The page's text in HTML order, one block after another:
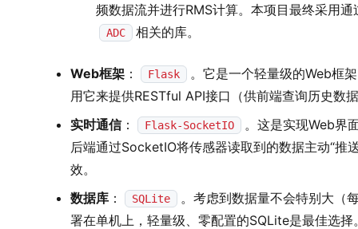
频数据流并进行RMS计算。本项目最终采用
ADC 相关的库。
Web框架 ： Flask
。它是一个轻量级的Web框
用它来提供RESTful API接口（供前端查询历史数
实时通信： Flask-SocketIO
。这是实现Web界
后端通过SocketIO将传感器读取到的数据主动“推
效。
数据库 ： SQLite
。考虑到数据量不会特别大（
署在单机上，轻量级、零配置的SQLite是最佳选